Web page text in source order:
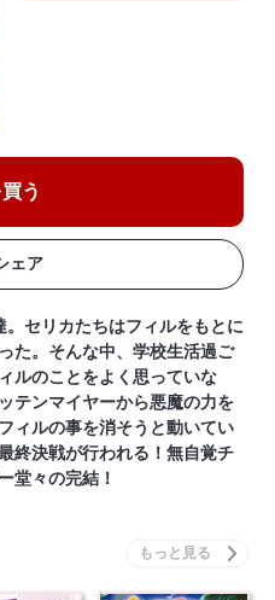
う
ェア
セリカたちはフィルをもとに
た。そんな中、学校生活過ご
ルのことをよく思っていな
テンマイヤーから悪魔の力を
ルの事を消そうと動いてい
終決戦が行われる！無自覚チ
堂々の完結！